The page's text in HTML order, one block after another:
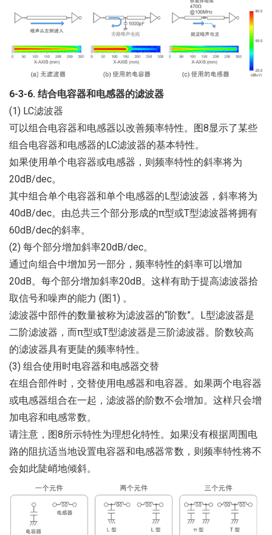
6-3-6. 结合电容器和电感器的滤波器
(1) LC滤波器
可以组合电容器和电感器以改善频率特性。图8显示了某些
组合电容器和电感器的LC滤波器的基本特性。
如果使用单个电容器或电感器，则频率特性的斜率将为
20dB/dec。
其中组合单个电容器和单个电感器的L型滤波器，斜率将为
40dB/dec。由总共三个部分形成的π型或T型滤波器将拥有
60dB/dec的斜率。
(2) 每个部分增加斜率20dB/dec。
通过向组合中增加另一部分，频率特性的斜率可以增加
20dB。每个部分增加斜率20dB。这样有助于提高滤波器拾
取信号和噪声的能力 (图1) 。
滤波器中部件的数量被称为滤波器的“阶数”。L型滤波器是
二阶滤波器，而π型或T型滤波器是三阶滤波器。阶数较高
的滤波器具有更陡的频率特性。
(3) 组合使用时电容器和电感器交替
在组合部件时，交替使用电感器和电容器。如果两个电容器
或电感器组合在一起，滤波器的阶数不会增加。这样只会增
加电容和电感常数。
请注意，图8所示特性为理想化特性。如果没有根据周围电
路的阻抗适当地设置电容器和电感器常数，则频率特性将不
会如此陡峭地倾斜。